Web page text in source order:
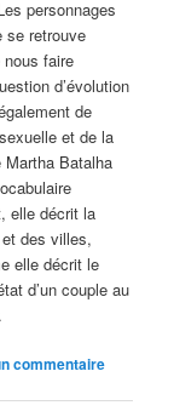
personnages
se retrouve
nous faire
d’évolution
de
et de la
Batalha
elle décrit la
des villes,
elle décrit le
d’un couple au
commentaire